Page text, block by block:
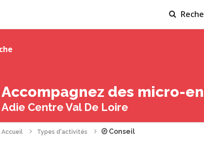
Accompagnez des micro-
Adie Centre Val De Loire
Accueil Types d'activités Conseil